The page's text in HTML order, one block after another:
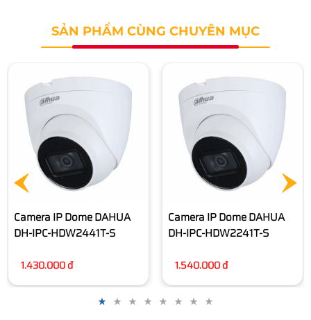
SẢN PHẨM CÙNG CHUYÊN MỤC
Camera IP Dome DAHUA
DH-IPC-HDW2441T-S
1.430.000 đ
Camera IP Dome DAHUA
DH-IPC-HDW2241T-S
1.540.000 đ